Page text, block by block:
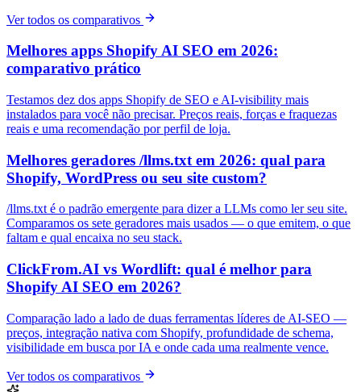
Ver todos os comparativos
Melhores apps Shopify AI SEO em 2026:
comparativo prático
Testamos dez dos apps Shopify de SEO e AI-visibility mais
instalados para você não precisar. Preços reais, forças e fraquezas
reais e uma recomendação por perfil de loja.
Melhores geradores /llms.txt em 2026: qual para
Shopify, WordPress ou seu site custom?
/llms.txt é o padrão emergente para dizer a LLMs como ler seu site.
Comparamos os sete geradores mais usados — o que emitem, o que
faltam e qual encaixa no seu stack.
ClickFrom.AI vs Wordlift: qual é melhor para
Shopify AI SEO em 2026?
Comparação lado a lado de duas ferramentas líderes de AI-SEO —
preços, integração nativa com Shopify, profundidade de schema,
visibilidade em busca por IA e onde cada uma realmente vence.
Ver todos os comparativos